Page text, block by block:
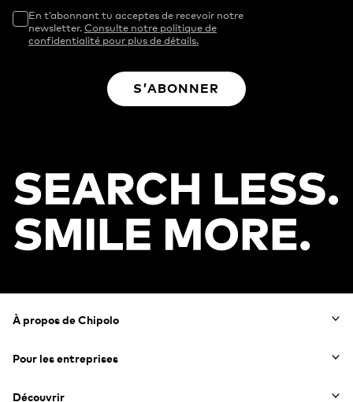
En t’abonnant tu acceptes de recevoir notre
newsletter.Consulte notre politique de
confidentialité pour plus de détails.
S’ABONNER
Footer
À propos de Chipolo
Pour les entreprises
Découvrir